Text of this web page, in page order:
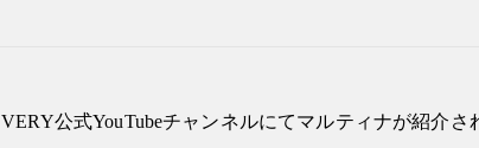
VERY公式YouTubeチャンネルにてマルティナが紹介さ